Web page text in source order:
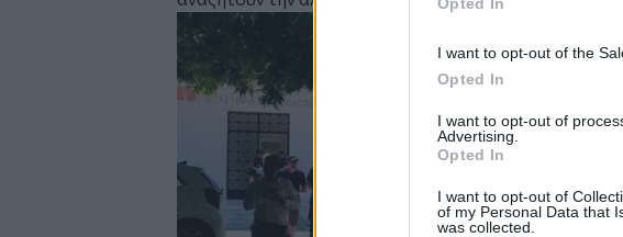
I want to opt-out of the
Opted In
I want to opt-out of
Advertising.
Opted In
I want to opt-out of
of my Personal Data that
was collected.
Image